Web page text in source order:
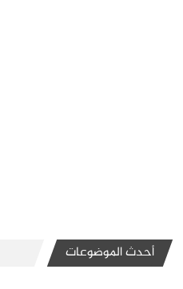
أحدث الموضوعات